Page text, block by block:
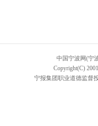
中国宁波网(宁
Copyright(C)
宁报集团职业道德监督